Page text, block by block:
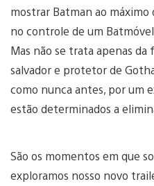
mostrar Batman ao máximo
no controle de um
Mas não se trata apenas da
salvador e protetor de
como nunca antes, por um
estão determinados a
São os momentos em que
exploramos nosso novo